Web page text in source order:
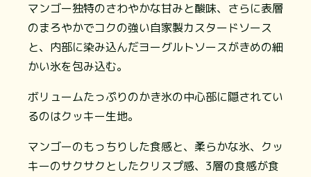
マンゴー独特のさわやかな甘みと酸味、さらに表層
のまろやかでコクの強い自家製カスタードソース
と、内部に染み込んだヨーグルトソースがきめの細
かい氷を包み込む。
ボリュームたっぷりのかき氷の中心部に隠されてい
るのはクッキー生地。
マンゴーのもっちりした食感と、柔らかな氷、クッ
キーのサクサクとしたクリスプ感、3層の食感が食